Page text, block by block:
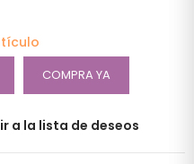
COMPRA YA
a la lista de deseos